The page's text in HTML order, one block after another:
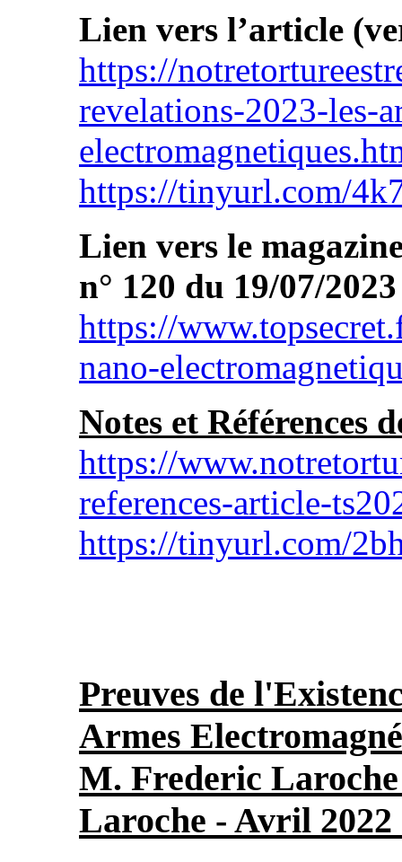
Lien vers l’article
https://
revelations-2023-les-
https://tinyurl.com/
Lien vers le
n° 120 du 19/07/
https://
nano-
Notes et Références
https://
references-article-
https://tinyurl.com/
Preuves de
Armes
M. Frederic
Laroche - Avril 2022